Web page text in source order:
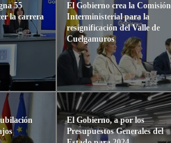
55
la carrera
El Gobierno crea la Comisión
Interministerial para la
resignificación del Valle de
Cuelgamuros
El Gobierno, a por los
Presupuestos Generales del